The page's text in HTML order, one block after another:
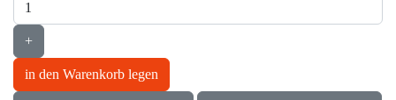
+
in den Warenkorb legen